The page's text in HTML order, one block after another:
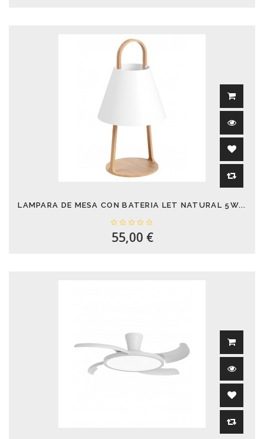
LAMPARA DE MESA CON BATERIA LET NATURAL 5W...
55,00 €